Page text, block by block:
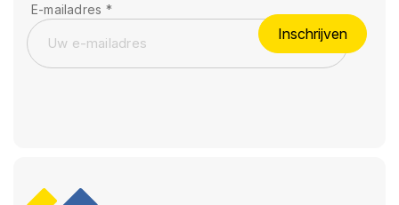
E-mailadres *
Inschrijven